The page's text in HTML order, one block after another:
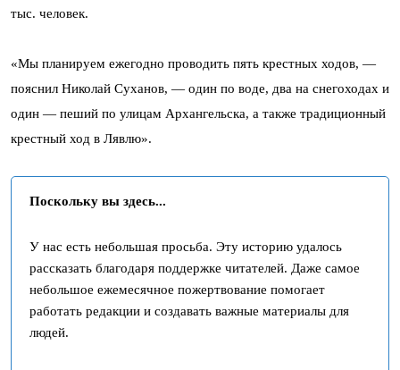
тыс. человек.
«Мы планируем ежегодно проводить пять крестных ходов, —
пояснил Николай Суханов, — один по воде, два на снегоходах и
один — пеший по улицам Архангельска, а также традиционный
крестный ход в Лявлю».
Поскольку вы здесь...
У нас есть небольшая просьба. Эту историю удалось
рассказать благодаря поддержке читателей. Даже самое
небольшое ежемесячное пожертвование помогает
работать редакции и создавать важные материалы для
людей.